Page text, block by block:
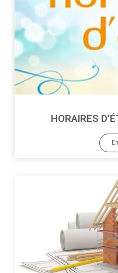
HORAIRES